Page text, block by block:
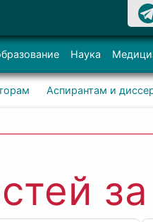
Наука
Аспирантам и